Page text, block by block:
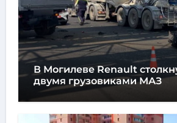
В Могилеве Renault
двумя грузовиками МАЗ